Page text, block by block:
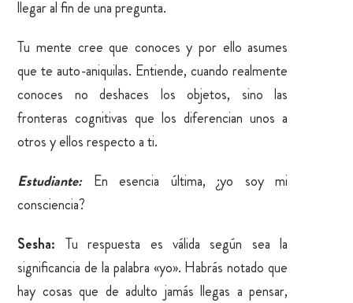
llegar al fin de una pregunta.
Tu mente cree que conoces y por ello asumes
que te auto-aniquilas. Entiende, cuando realmente
conoces no deshaces los objetos, sino las
fronteras cognitivas que los diferencian unos a
otros y ellos respecto a ti.
Estudiante: En esencia última, ¿yo soy mi
consciencia?
Sesha: Tu respuesta es válida según sea la
significancia de la palabra «yo». Habrás notado que
hay cosas que de adulto jamás llegas a pensar,